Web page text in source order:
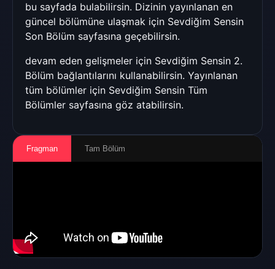
bu sayfada bulabilirsin. Dizinin yayınlanan en
güncel bölümüne ulaşmak için Sevdiğim Sensin
Son Bölüm sayfasına geçebilirsin.
devam eden gelişmeler için Sevdiğim Sensin 2.
Bölüm bağlantılarını kullanabilirsin. Yayınlanan
tüm bölümler için Sevdiğim Sensin Tüm
Bölümler sayfasına göz atabilirsin.
Fragman Tam Bölüm